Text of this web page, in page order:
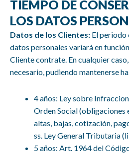
TIEMPO DE
LOS DATOS
Datos de los Clientes: El periodo
datos personales variará en
Cliente contrate. En cualquier
necesario, pudiendo mantenerse
4 años: Ley sobre
Orden Social (obligaciones
altas, bajas, cotización,
ss. Ley General Tributaria
5 años: Art. 1964 del